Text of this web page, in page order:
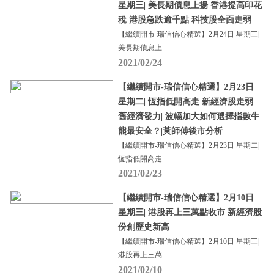
星期三| 美長期債息上揚 香港提高印花
稅 港股急跌逾千點 科技股全面走弱
【繼續開市-瑞信信心精選】2月24日 星期三|
美長期債息上
2021/02/24
【繼續開市-瑞信信心精選】2月23日
星期二| 恆指低開高走 新經濟股走弱
舊經濟發力| 波幅加大如何選擇指數牛
熊最安全？|黃師傅後市分析
【繼續開市-瑞信信心精選】2月23日 星期二|
恆指低開高走
2021/02/23
【繼續開市-瑞信信心精選】2月10日
星期三| 港股再上三萬點收市 新經濟股
份創歷史新高
【繼續開市-瑞信信心精選】2月10日 星期三|
港股再上三萬
2021/02/10